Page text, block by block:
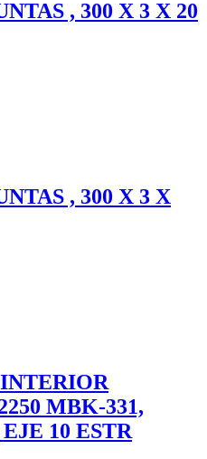
, 300 X 3 X 20
, 300 X 3 X
MBK-331,
10 ESTR